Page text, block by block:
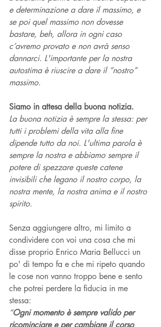
e determinazione a dare il massimo, e
se poi quel massimo non dovesse
bastare, beh, allora in ogni caso
c’avremo provato e non avrà senso
dannarci. L'importante per la nostra
autostima è riuscire a dare il “nostro”
massimo.
Siamo in attesa della buona notizia.
La buona notizia è sempre la stessa: per
tutti i problemi della vita alla fine
dipende tutto da noi. L'ultima parola è
sempre la nostra e abbiamo sempre il
potere di spezzare queste catene
invisibili che legano il nostro corpo, la
nostra mente, la nostra anima e il nostro
spirito.
Senza aggiungere altro, mi limito a
condividere con voi una cosa che mi
disse proprio Enrico Maria Bellucci un
po' di tempo fa e che mi ripeto quando
le cose non vanno troppo bene e sento
che potrei perdere la fiducia in me
stessa:
“Ogni momento è sempre valido per
ricominciare e per cambiare il corso